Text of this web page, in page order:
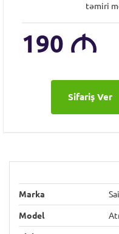
təmiri
190 M
Marka
Model